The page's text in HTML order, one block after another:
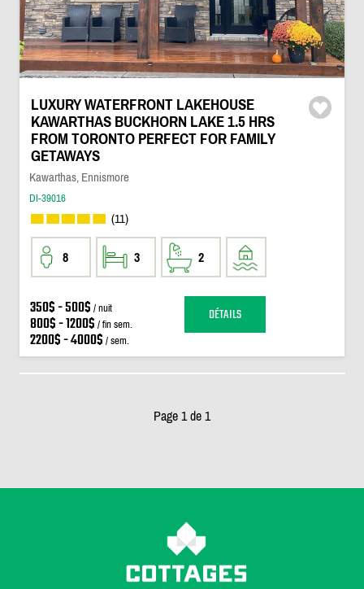
LUXURY WATERFRONT LAKEHOUSE
KAWARTHAS BUCKHORN LAKE 1.5 HRS
FROM TORONTO PERFECT FOR FAMILY
GETAWAYS
Kawarthas, Ennismore
DI-39016
(11)
8 3 2
350$ - 500$ / nuit
800$ - 1200$ / fin sem.
2200$ - 4000$ / sem.
DÉTAILS
Page 1 de 1